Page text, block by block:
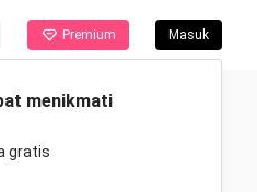
Premium Masuk